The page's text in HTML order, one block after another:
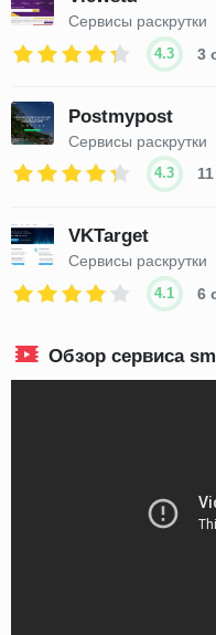
Сервисы раскрутки
4.3 3
Postmypost
Сервисы раскрутки
4.3
VKTarget
Сервисы раскрутки
4.1 6
Обзор сервиса